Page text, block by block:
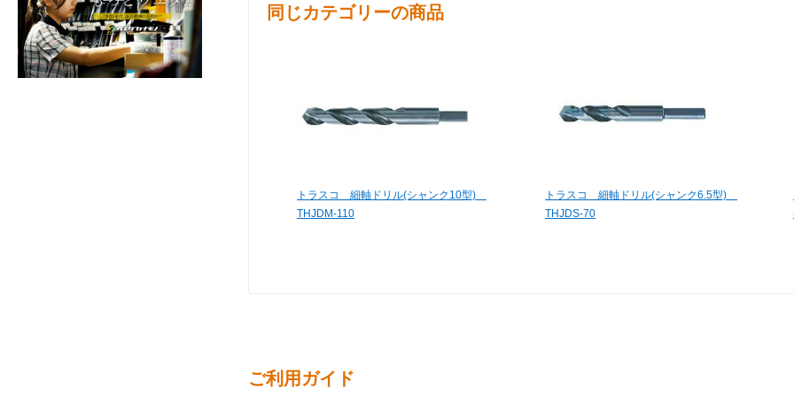
同じカテゴリーの商品
トラスコ 細軸ドリル(シャンク10型)
THJDM-110
トラスコ 細軸ドリル(シャンク6.5型)
THJDS-70
ご利用ガイド